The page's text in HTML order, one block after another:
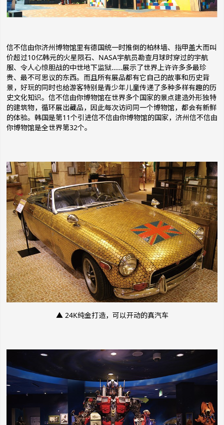
信不信由你济州博物馆里有德国统一时推倒的柏林墙、指甲盖大而叫
价超过10亿韩元的火星陨石、NASA宇航员勘查月球时穿过的宇航
服、令人心惊胆战的中世地下监狱……展示了世界上许许多多最珍
贵、最不可思议的东西。而且所有展品都有它自己的故事和历史背
景，好玩的同时也给游客特别是青少年儿童传递了多种多样有趣的历
史文化知识。信不信由你博物馆在世界多个国家的景点建造外形独特
的建筑物，循环展出藏品，因此每次访问同一个博物馆，都会有新鲜
的体验。韩国是第11个引进信不信由你博物馆的国家，济州信不信由
你博物馆是全世界第32个。
▲ 24K纯金打造，可以开动的真汽车